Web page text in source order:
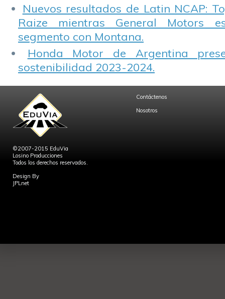
Nuevos resultados de Latin NCAP:
Raize mientras General Motors
segmento con Montana.
Honda Motor de Argentina
sostenibilidad 2023-2024.
©2007-2015 EduVia
Losino Producciones
Todos los derechos reservados.
Design By
JPLnet
Contáctenos
Nosotros